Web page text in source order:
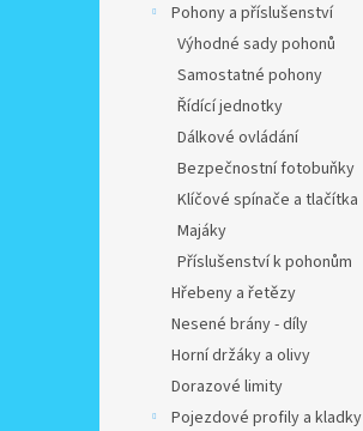
Pohony a příslušenství
Výhodné sady pohonů
Samostatné pohony
Řídící jednotky
Dálkové ovládání
Bezpečnostní fotobuňky
Klíčové spínače a tlačítka
Majáky
Příslušenství k pohonům
Hřebeny a řetězy
Nesené brány - díly
Horní držáky a olivy
Dorazové limity
Pojezdové profily a kladky